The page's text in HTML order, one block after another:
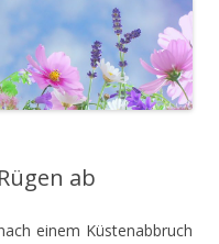
ab
einem Küstenabbruch